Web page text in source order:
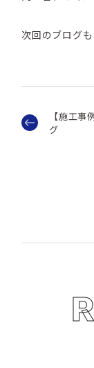
次回のブログも
【施工
グ